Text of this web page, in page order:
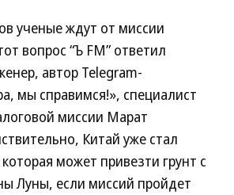
ученые ждут от миссии
вопрос “Ъ FM” ответил
автор Telegram-
мы справимся!», специалист
миссии Марат
Китай уже стал
может привезти грунт с
Луны, если миссий пройдет